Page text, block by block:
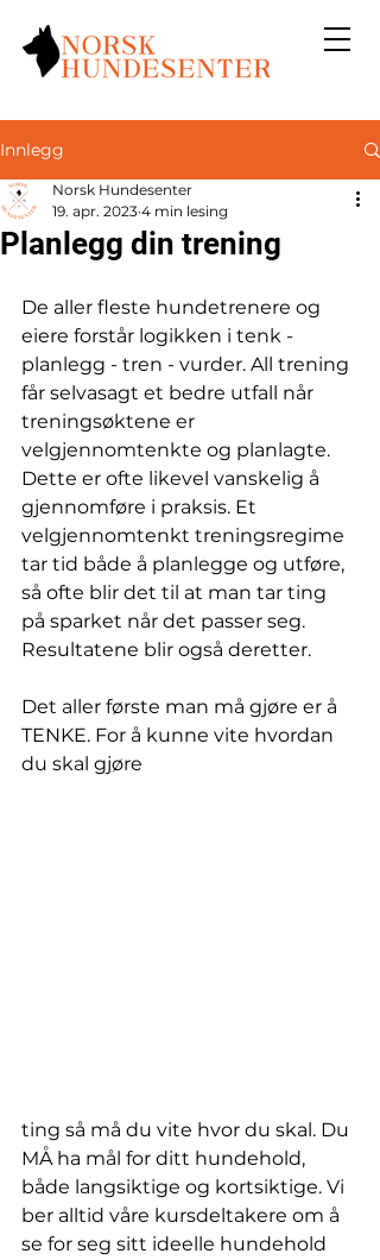
Innlegg
Planlegg din trening
Norsk Hundesenter
19. apr. 2023 4 min lesing
De aller fleste hundetrenere og
eiere forstår logikken i tenk -
planlegg - tren - vurder. All trening
får selvasagt et bedre utfall når
treningsøktene er
velgjennomtenkte og planlagte.
Dette er ofte likevel vanskelig å
gjennomføre i praksis. Et
velgjennomtenkt treningsregime
tar tid både å planlegge og utføre,
så ofte blir det til at man tar ting
på sparket når det passer seg.
Resultatene blir også deretter.
Det aller første man må gjøre er å
TENKE. For å kunne vite hvordan
du skal gjøre
ting så må du vite hvor du skal. Du
MÅ ha mål for ditt hundehold,
både langsiktige og kortsiktige. Vi
ber alltid våre kursdeltakere om å
se for seg sitt ideelle hundehold